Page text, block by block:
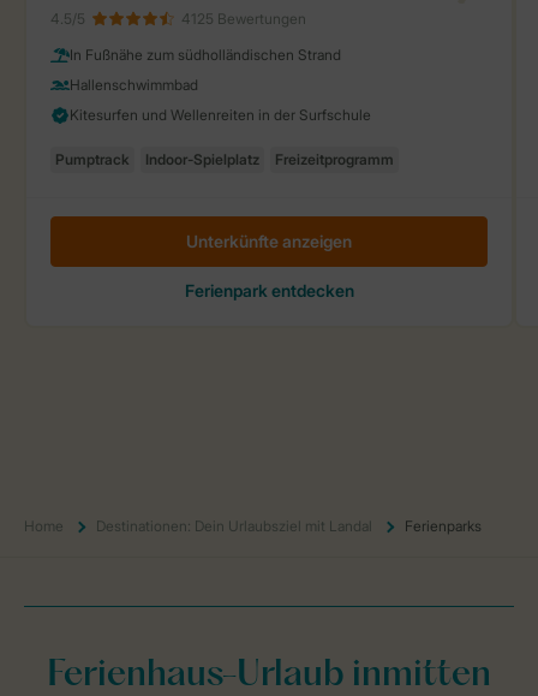
Home Destinationen: Dein Urlaubsziel mit Landal Ferienparks
Ferienhaus-Urlaub inmitten